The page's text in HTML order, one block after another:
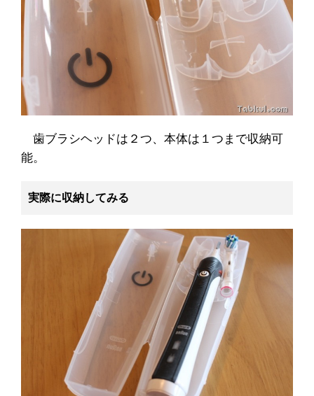
歯ブラシヘッドは２つ、本体は１つまで収納可
能。
実際に収納してみる